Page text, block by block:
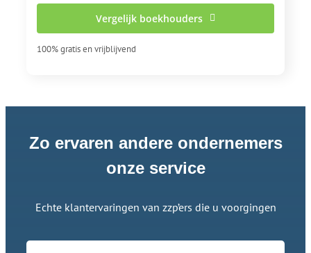
Vergelijk boekhouders
100% gratis en vrijblijvend
Zo ervaren andere ondernemers
onze service
Echte klantervaringen van zzp’ers die u voorgingen